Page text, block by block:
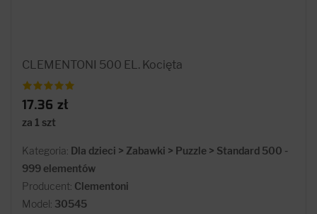
CLEMENTONI 500 EL. Kocięta
17.36 zł
za 1 szt
Kategoria: Dla dzieci > Zabawki > Puzzle > Standard 500 -
999 elementów
Producent: Clementoni
Model: 30545